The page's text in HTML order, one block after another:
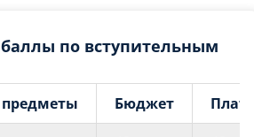
по вступительным
Бюджет